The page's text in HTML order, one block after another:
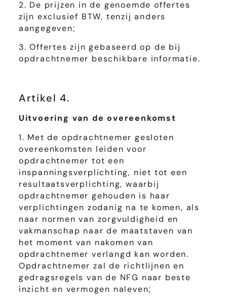
2. De prijzen in de genoemde offertes
zijn exclusief BTW, tenzij anders
aangegeven;
3. Offertes zijn gebaseerd op de bij
opdrachtnemer beschikbare informatie.
Artikel 4.
Uitvoering van de overeenkomst
1. Met de opdrachtnemer gesloten
overeenkomsten leiden voor
opdrachtnemer tot een
inspanningsverplichting, niet tot een
resultaatsverplichting, waarbij
opdrachtnemer gehouden is haar
verplichtingen zodanig na te komen, als
naar normen van zorgvuldigheid en
vakmanschap naar de maatstaven van
het moment van nakomen van
opdrachtnemer verlangd kan worden.
Opdrachtnemer zal de richtlijnen en
gedragsregels van de NFG naar beste
inzicht en vermogen naleven;